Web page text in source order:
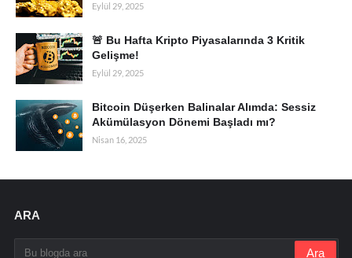
Eylül 29, 2025
🚨 Bu Hafta Kripto Piyasalarında 3 Kritik
Gelişme!
Eylül 29, 2025
Bitcoin Düşerken Balinalar Alımda: Sessiz
Akümülasyon Dönemi Başladı mı?
Nisan 16, 2025
ARA